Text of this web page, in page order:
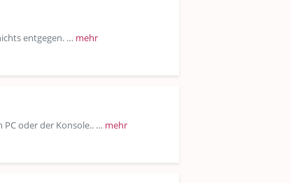
entgegen. … mehr
PC oder der Konsole.. … mehr